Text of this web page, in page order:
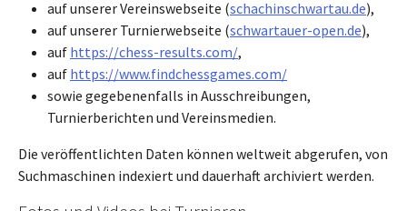
auf unserer Vereinswebseite (schachinschwartau.de),
auf unserer Turnierwebseite (schwartauer-open.de),
auf https://chess-results.com/,
auf https://www.findchessgames.com/
sowie gegebenenfalls in Ausschreibungen,
Turnierberichten und Vereinsmedien.
Die veröffentlichten Daten können weltweit abgerufen, von
Suchmaschinen indexiert und dauerhaft archiviert werden.